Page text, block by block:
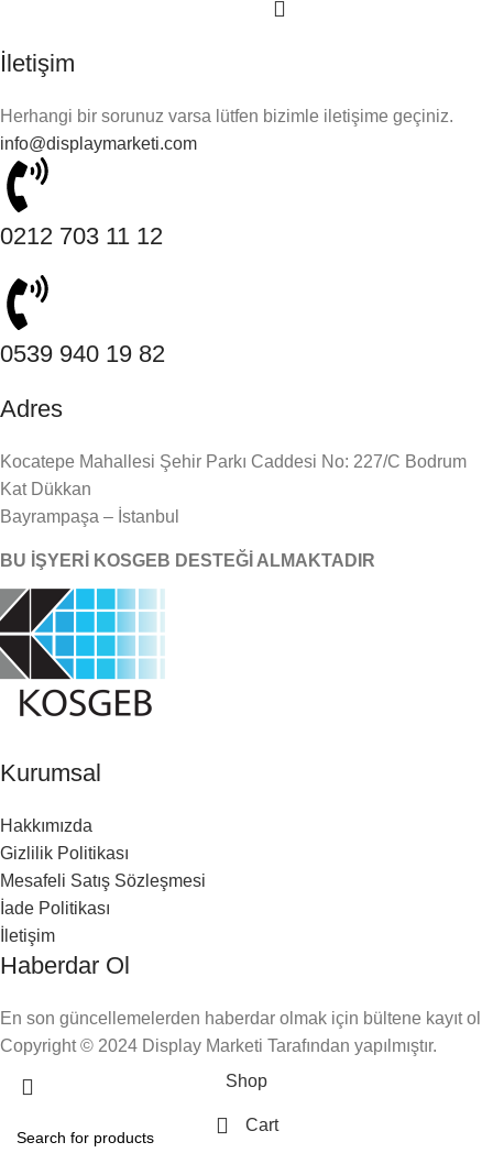
İletişim
Herhangi bir sorunuz varsa lütfen bizimle iletişime geçiniz.
info@displaymarketi.com
0212 703 11 12
0539 940 19 82
Adres
Kocatepe Mahallesi Şehir Parkı Caddesi No: 227/C Bodrum
Kat Dükkan
Bayrampaşa – İstanbul
BU İŞYERİ KOSGEB DESTEĞİ ALMAKTADIR
Kurumsal
Hakkımızda
Gizlilik Politikası
Mesafeli Satış Sözleşmesi
İade Politikası
İletişim
Haberdar Ol
En son güncellemelerden haberdar olmak için bültene kayıt ol
Copyright © 2024 Display Marketi Tarafından yapılmıştır.
Shop
Cart